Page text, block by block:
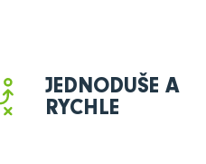
JEDNODUŠE A
RYCHLE